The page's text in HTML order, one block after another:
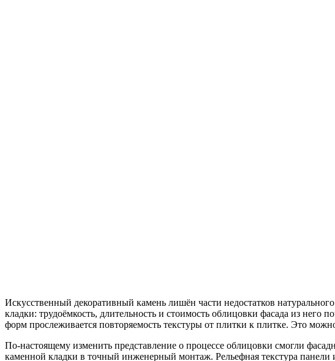
Искусственный декоративный камень лишён части недостатков
кладки: трудоёмкость, длительность и стоимость облицовки фасада из
форм прослеживается повторяемость текстуры от плитки к плитке. Это
По-настоящему изменить представление о процессе облицовки смогли
каменной кладки в точный инженерный монтаж. Рельефная текстура